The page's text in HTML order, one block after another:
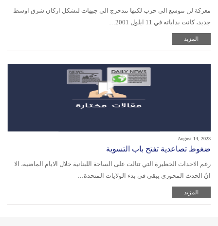
معركة لن تتوسع الى حرب لكنها تتدحرج الى جبهات لتشكل اركان شرق اوسط
جديد، كانت بداياته في 11 ايلول 2001…
المزيد
August 14, 2023
ضغوط تصاعدية تفتح باب التسوية
رغم الاحداث الخطيرة التي تتالت على الساحة اللبنانية خلال الايام الماضية، الا
انّ الحدث المحوري يبقى في بدء الولايات المتحدة…
المزيد